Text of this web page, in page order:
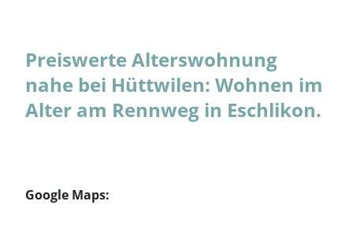
Preiswerte Alterswohnung
nahe bei Hüttwilen: Wohnen im
Alter am Rennweg in Eschlikon.
Google Maps: